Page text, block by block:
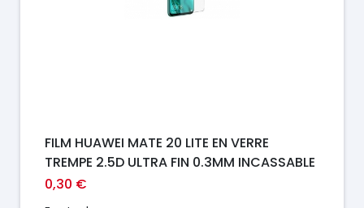
FILM HUAWEI MATE 20 LITE EN VERRE
TREMPE 2.5D ULTRA FIN 0.3MM INCASSABLE
0,30 €